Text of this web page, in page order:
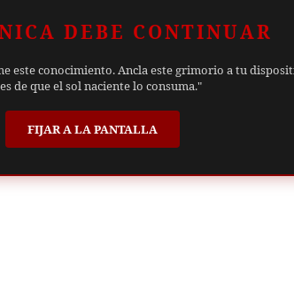
DEBE CONTINUAR
este conocimiento. Ancla este grimorio a tu
de que el sol naciente lo consuma."
FIJAR A LA PANTALLA